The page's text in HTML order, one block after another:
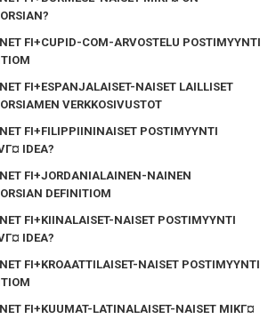
FI+CUPID-COM-ARVOSTELU POSTIMYYNTI
FI+ESPANJALAISET-NAISET LAILLISET
VERKKOSIVUSTOT
FI+FILIPPIININAISET POSTIMYYNTI
IDEA?
FI+JORDANIALAINEN-NAINEN
DEFINITIOM
FI+KIINALAISET-NAISET POSTIMYYNTI
IDEA?
FI+KROAATTILAISET-NAISET POSTIMYYNTI
FI+KUUMAT-LATINALAISET-NAISET MIKГ¤